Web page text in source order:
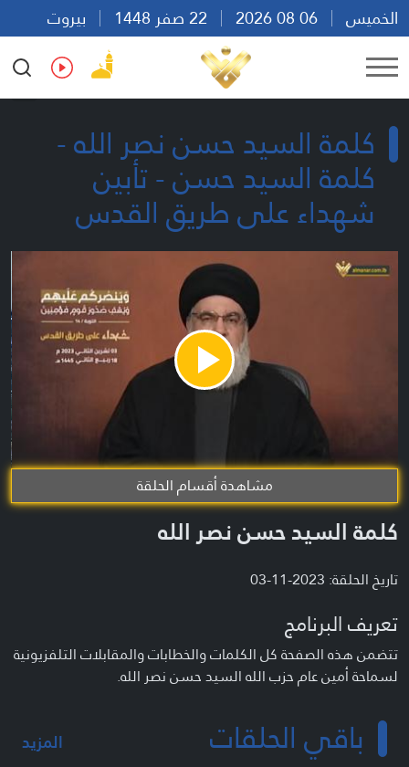
الخميس
بيروت
20:43
Ar En Fr Es
كلمة السيد حسن نصر الله -
كلمة السيد حسن - تأبين
شهداء على طريق القدس
Play
Video
مشاهدة أقسام الحلقة
كلمة السيد حسن نصر الله
تاريخ الحلقة: 2023-11-03
تعريف البرنامج
تتضمن هذه الصفحة كل الكلمات والخطابات والمقابلات التلفزيونية
لسماحة أمين عام حزب الله السيد حسن نصر الله.
باقي الحلقات المزيد